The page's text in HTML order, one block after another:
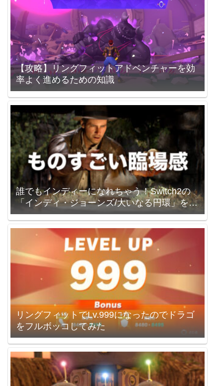
【攻略】リングフィットアドベンチャーを効
率よく進めるための知識
誰でもインディーになれちゃう！Switch2の
「インディ・ジョーンズ/大いなる円環」を買
いました。
リングフィットでLv.999になったのでドラゴ
をフルボッコしてみた